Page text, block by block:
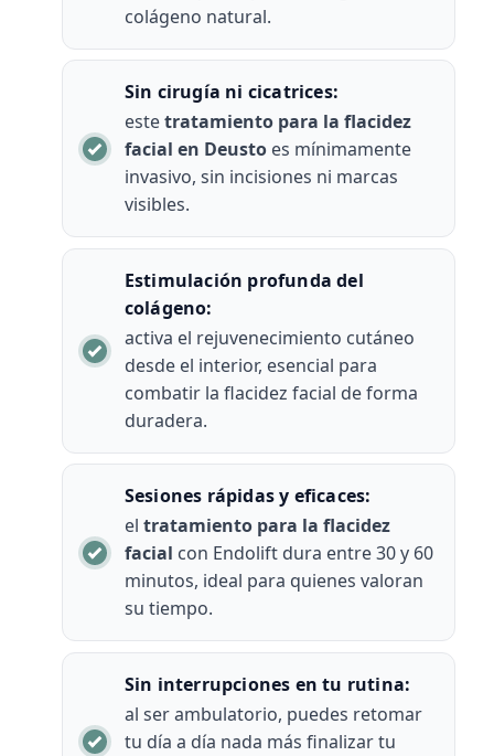
colágeno natural.
Sin cirugía ni cicatrices:
estetratamiento para la flacidez
facial en Deustoes mínimamente
invasivo, sin incisiones ni marcas
visibles.
Estimulación profunda del
colágeno:
activa el rejuvenecimiento cutáneo
desde el interior, esencial para
combatir la flacidez facial de forma
duradera.
Sesiones rápidas y eficaces:
el tratamiento para la flacidez
facial con Endolift dura entre 30 y 60
minutos, ideal para quienes valoran
su tiempo.
Sin interrupciones en tu rutina:
al ser ambulatorio, puedes retomar
tu día a día nada más finalizar tu